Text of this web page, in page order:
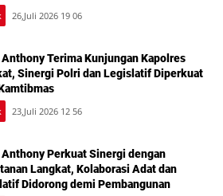
Gratis
26,Juli 2026 19 06
Terima Kunjungan Kapolres
Sinergi Polri dan Legislatif Diperkuat
23,Juli 2026 12 56
Perkuat Sinergi dengan
Langkat, Kolaborasi Adat dan
Didorong demi Pembangunan